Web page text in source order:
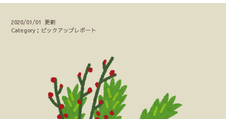
2020/01/01 更新
Category；ピックアップレポート